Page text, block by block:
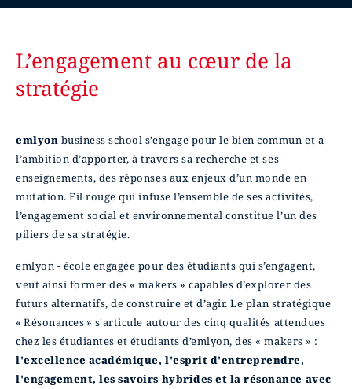
L’engagement au cœur de la
stratégie
emlyon business school s’engage pour le bien commun et a
l’ambition d’apporter, à travers sa recherche et ses
enseignements, des réponses aux enjeux d’un monde en
mutation. Fil rouge qui infuse l’ensemble de ses activités,
l’engagement social et environnemental constitue l’un des
piliers de sa stratégie.
emlyon - école engagée pour des étudiants qui s’engagent,
veut ainsi former des « makers » capables d’explorer des
futurs alternatifs, de construire et d’agir. Le plan stratégique
« Résonances » s'articule autour des cinq qualités attendues
chez les étudiantes et étudiants d’emlyon, des « makers » :
l'excellence académique, l'esprit d'entreprendre,
l'engagement, les savoirs hybrides et la résonance avec